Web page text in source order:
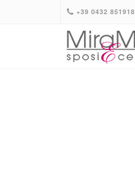
+39 0432 851918